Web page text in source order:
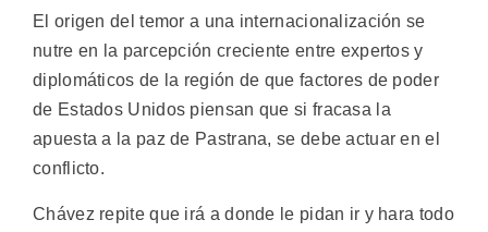
El origen del temor a una internacionalización se
nutre en la parcepción creciente entre expertos y
diplomáticos de la región de que factores de poder
de Estados Unidos piensan que si fracasa la
apuesta a la paz de Pastrana, se debe actuar en el
conflicto.
Chávez repite que irá a donde le pidan ir y hara todo